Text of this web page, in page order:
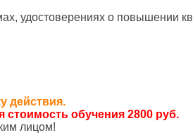
удостоверениях о повышении
действия.
стоимость обучения 2800 руб.
лицом!